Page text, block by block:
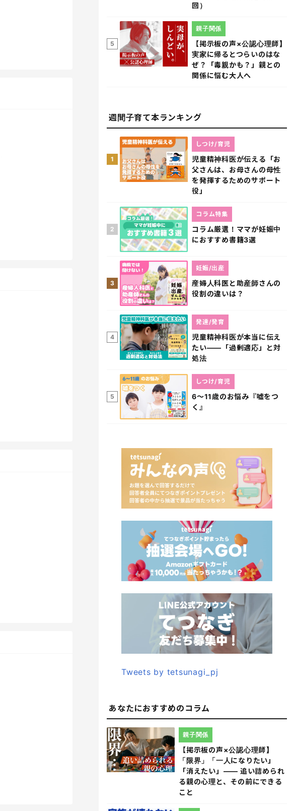
回）
5
【掲示板の声×公認心理師】
実家に帰るとつらいのはな
ぜ？「毒親かも？」親との
関係に悩む大人へ
親子関係
週間子育て本ランキング
1
児童精神科医が伝える「お
父さんは、お母さんの母性
を発揮するためのサポート
役」
しつけ/育児
2
コラム厳選！ママが妊娠中
におすすめ書籍3選
コラム特集
3
産婦人科医と助産師さんの
役割の違いは？
妊娠/出産
4
児童精神科医が本当に伝え
たい――「過剰適応」と対
処法
発達/発育
5
6～11歳のお悩み『嘘をつ
く』
しつけ/育児
Tweets by tetsunagi_pj
あなたにおすすめのコラム
【掲示板の声×公認心理師】
「限界」「一人になりたい」
「消えたい」―― 追い詰められ
る親の心理と、その前にできる
こと
親子関係